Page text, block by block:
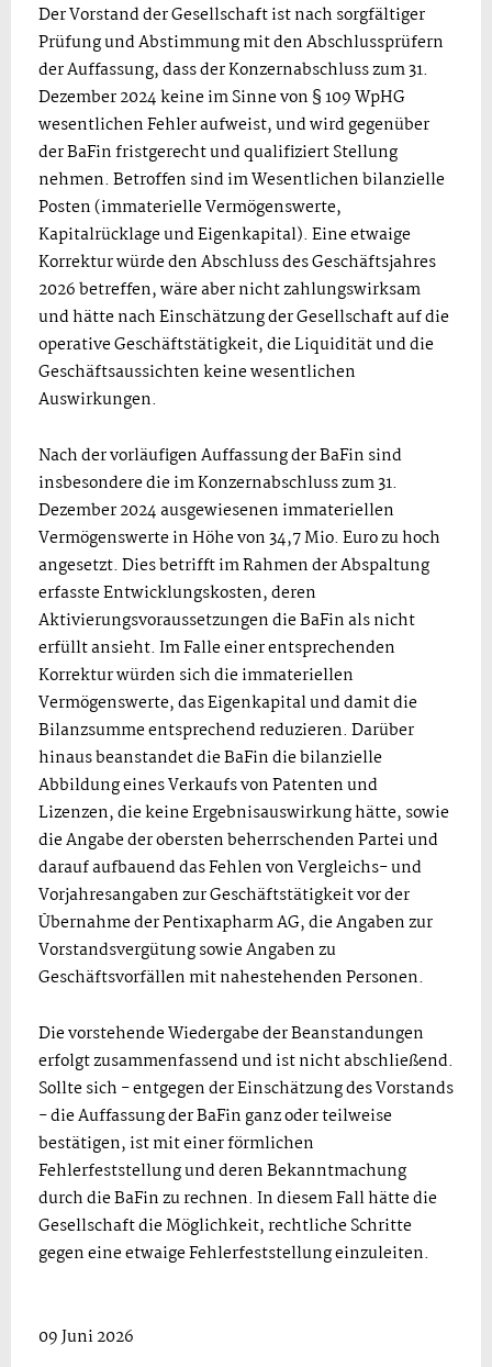
Der Vorstand der Gesellschaft ist nach sorgfältiger
Prüfung und Abstimmung mit den Abschlussprüfern
der Auffassung, dass der Konzernabschluss zum 31.
Dezember 2024 keine im Sinne von § 109 WpHG
wesentlichen Fehler aufweist, und wird gegenüber
der BaFin fristgerecht und qualifiziert Stellung
nehmen. Betroffen sind im Wesentlichen bilanzielle
Posten (immaterielle Vermögenswerte,
Kapitalrücklage und Eigenkapital). Eine etwaige
Korrektur würde den Abschluss des Geschäftsjahres
2026 betreffen, wäre aber nicht zahlungswirksam
und hätte nach Einschätzung der Gesellschaft auf die
operative Geschäftstätigkeit, die Liquidität und die
Geschäftsaussichten keine wesentlichen
Auswirkungen.
Nach der vorläufigen Auffassung der BaFin sind
insbesondere die im Konzernabschluss zum 31.
Dezember 2024 ausgewiesenen immateriellen
Vermögenswerte in Höhe von 34,7 Mio. Euro zu hoch
angesetzt. Dies betrifft im Rahmen der Abspaltung
erfasste Entwicklungskosten, deren
Aktivierungsvoraussetzungen die BaFin als nicht
erfüllt ansieht. Im Falle einer entsprechenden
Korrektur würden sich die immateriellen
Vermögenswerte, das Eigenkapital und damit die
Bilanzsumme entsprechend reduzieren. Darüber
hinaus beanstandet die BaFin die bilanzielle
Abbildung eines Verkaufs von Patenten und
Lizenzen, die keine Ergebnisauswirkung hätte, sowie
die Angabe der obersten beherrschenden Partei und
darauf aufbauend das Fehlen von Vergleichs- und
Vorjahresangaben zur Geschäftstätigkeit vor der
Übernahme der Pentixapharm AG, die Angaben zur
Vorstandsvergütung sowie Angaben zu
Geschäftsvorfällen mit nahestehenden Personen.
Die vorstehende Wiedergabe der Beanstandungen
erfolgt zusammenfassend und ist nicht abschließend.
Sollte sich - entgegen der Einschätzung des Vorstands
- die Auffassung der BaFin ganz oder teilweise
bestätigen, ist mit einer förmlichen
Fehlerfeststellung und deren Bekanntmachung
durch die BaFin zu rechnen. In diesem Fall hätte die
Gesellschaft die Möglichkeit, rechtliche Schritte
gegen eine etwaige Fehlerfeststellung einzuleiten.
09 Juni 2026